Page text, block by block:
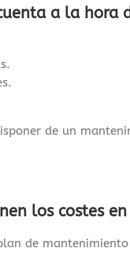
a la
de un
los costes
de